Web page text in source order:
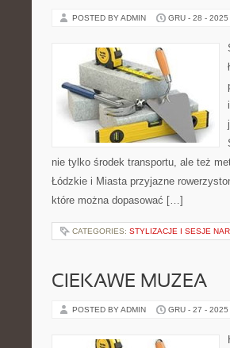
POSTED BY ADMIN GRU - 28 - 2025
nie tylko środek transportu, ale też
Łódzkie i Miasta przyjazne
które można dopasować […]
CATEGORIES: STYLIZACJE I SESJE
CIEKAWE MUZEA
POSTED BY ADMIN GRU - 27 - 2025